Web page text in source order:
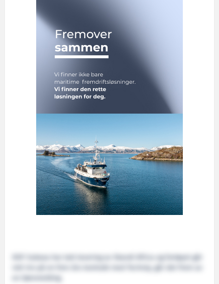
DOF Subsea har tatt levering av Skandi Africa og fartøyet går
rett inn på en fem-års kontrakt med Technip, går det frem av
en børsmelding.